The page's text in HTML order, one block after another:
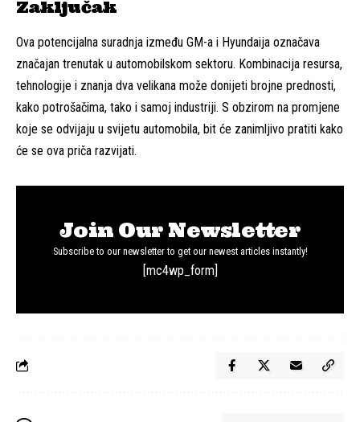
Zaključak
Ova potencijalna suradnja između GM-a i Hyundaija označava
značajan trenutak u automobilskom sektoru. Kombinacija resursa,
tehnologije i znanja dva velikana može donijeti brojne prednosti,
kako potrošačima, tako i samoj industriji. S obzirom na promjene
koje se odvijaju u svijetu automobila, bit će zanimljivo pratiti kako
će se ova priča razvijati.
Join Our Newsletter
Subscribe to our newsletter to get our newest articles instantly!
[mc4wp_form]